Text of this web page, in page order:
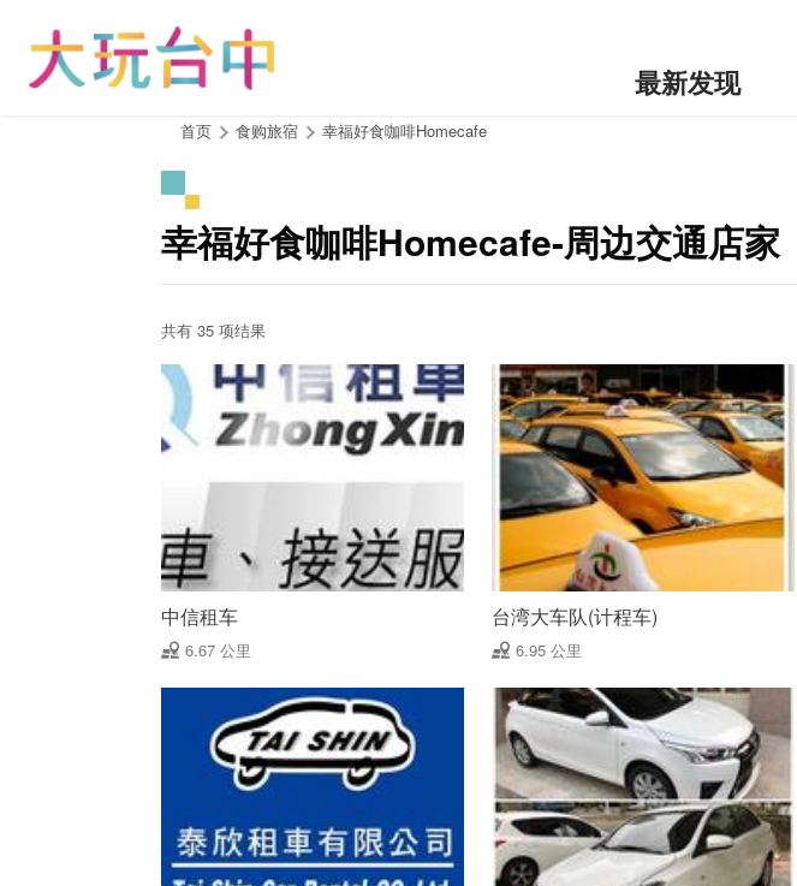
最新发现
首页 食购旅宿 幸福好食咖啡Homecafe
幸福好食咖啡Homecafe-周边交通店家
共有 35 项结果
中信租车
6.67 公里
台湾大车队(计程车)
6.95 公里